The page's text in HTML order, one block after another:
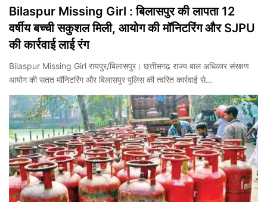
Bilaspur Missing Girl : बिलासपुर की लापता 12
वर्षीय बच्ची सकुशल मिली, आयोग की मॉनिटरिंग और SJPU
की कार्रवाई लाई रंग
Bilaspur Missing Girl रायपुर/बिलासपुर। छत्तीसगढ़ राज्य बाल अधिकार संरक्षण
आयोग की सतत मॉनिटरिंग और बिलासपुर पुलिस की त्वरित कार्रवाई से…